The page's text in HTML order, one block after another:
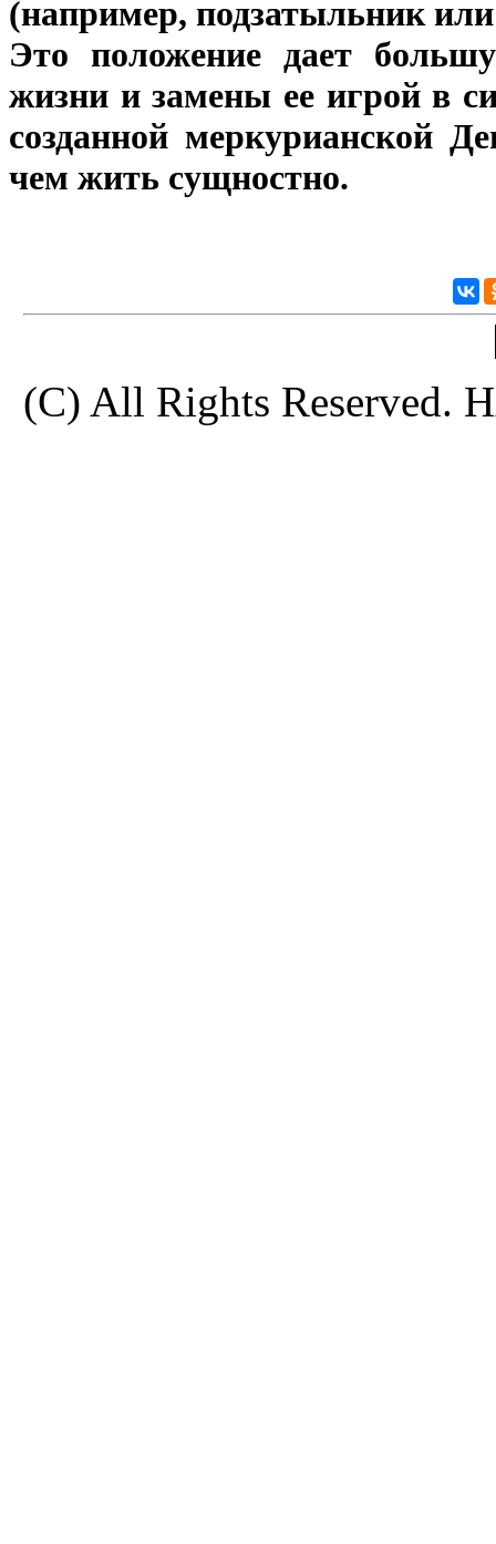
(например, подзатыльник или
Это положение дает
жизни и замены ее игрой в
созданной меркурианской
чем жить сущностно.
(C) All Rights